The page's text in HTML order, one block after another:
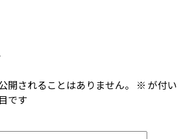
開されることはありません。 ※ が付い
です